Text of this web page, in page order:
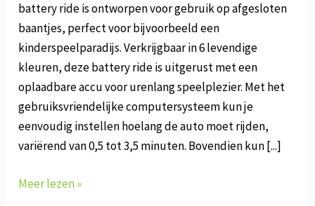
battery ride is ontworpen voor gebruik op afgesloten
baantjes, perfect voor bijvoorbeeld een
kinderspeelparadijs. Verkrijgbaar in 6 levendige
kleuren, deze battery ride is uitgerust met een
oplaadbare accu voor urenlang speelplezier. Met het
gebruiksvriendelijke computersysteem kun je
eenvoudig instellen hoelang de auto moet rijden,
variërend van 0,5 tot 3,5 minuten. Bovendien kun [...]
M-
Meer lezen »